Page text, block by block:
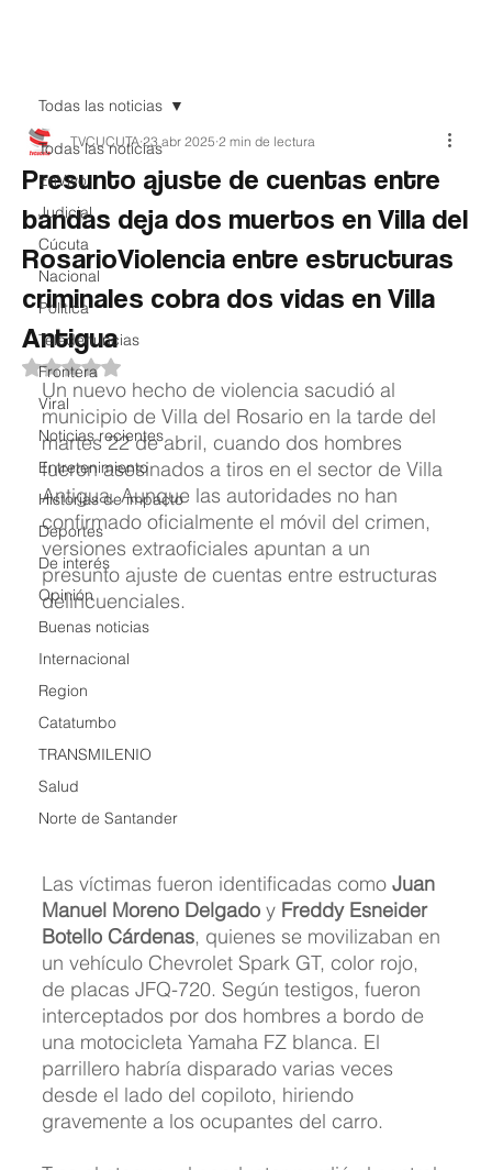
Todas las noticias
EnVivo
Judicial
Cúcuta
Nacional
Política
Teledenuncias
Frontera
Viral
Noticias recientes
Entretenimiento
Historias de impacto
Deportes
De interés
Opinión
Buenas noticias
Internacional
Region
Catatumbo
TRANSMILENIO
Salud
Norte de Santander
Todas las noticias
Presunto ajuste de cuentas entre
bandas deja dos muertos en Villa del
RosarioViolencia entre estructuras
criminales cobra dos vidas en Villa
Antigua
TVCUCUTA 23 abr 2025 2 min de lectura
Obtuvo NaN de 5 estrellas.
Un nuevo hecho de violencia sacudió al
municipio de Villa del Rosario en la tarde del
martes 22 de abril, cuando dos hombres
fueron asesinados a tiros en el sector de Villa
Antigua. Aunque las autoridades no han
confirmado oficialmente el móvil del crimen,
versiones extraoficiales apuntan a un
presunto ajuste de cuentas entre estructuras
delincuenciales.
Las víctimas fueron identificadas como Juan
Manuel Moreno Delgado y Freddy Esneider
Botello Cárdenas, quienes se movilizaban en
un vehículo Chevrolet Spark GT, color rojo,
de placas JFQ-720. Según testigos, fueron
interceptados por dos hombres a bordo de
una motocicleta Yamaha FZ blanca. El
parrillero habría disparado varias veces
desde el lado del copiloto, hiriendo
gravemente a los ocupantes del carro.